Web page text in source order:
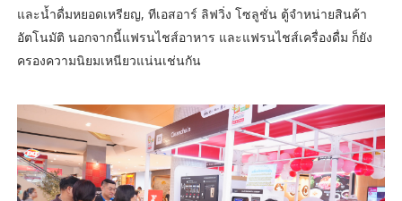
และน้ำดื่มหยอดเหรียญ, ทีเอสอาร์ ลิฟวิ่ง โซลูชั่น ตู้จำหน่ายสินค้า
อัตโนมัติ นอกจากนี้แฟรนไชส์อาหาร และแฟรนไชส์เครื่องดื่ม ก็ยัง
ครองความนิยมเหนียวแน่นเช่นกัน